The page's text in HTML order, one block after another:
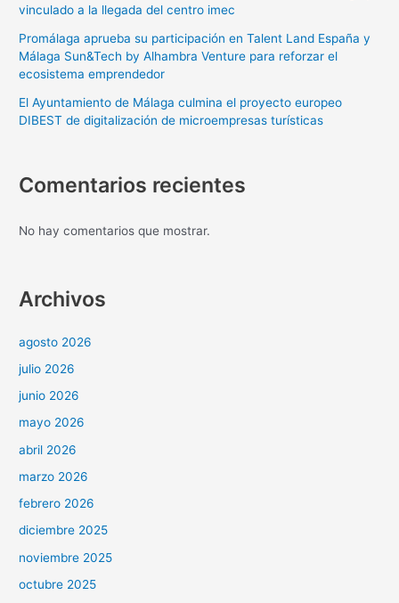
vinculado a la llegada del centro imec
Promálaga aprueba su participación en Talent Land España y
Málaga Sun&Tech by Alhambra Venture para reforzar el
ecosistema emprendedor
El Ayuntamiento de Málaga culmina el proyecto europeo
DIBEST de digitalización de microempresas turísticas
Comentarios recientes
No hay comentarios que mostrar.
Archivos
agosto 2026
julio 2026
junio 2026
mayo 2026
abril 2026
marzo 2026
febrero 2026
diciembre 2025
noviembre 2025
octubre 2025